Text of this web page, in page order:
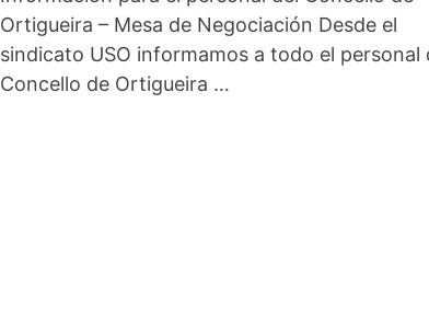
Ortigueira – Mesa de Negociación Desde el
sindicato USO informamos a todo el personal
Concello de Ortigueira …